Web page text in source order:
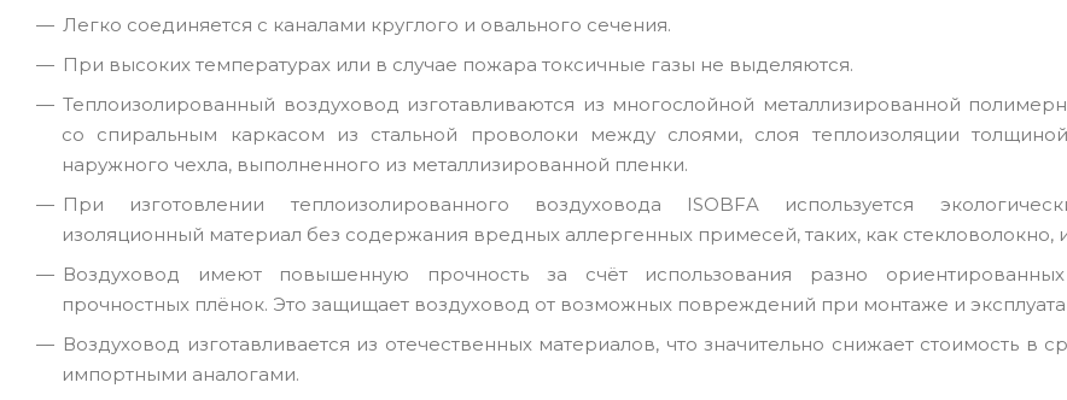
Легко соединяется с каналами круглого и овального сечения.
При высоких температурах или в случае пожара токсичные газы не выделяются.
Теплоизолированный воздуховод изготавливаются из многослойной металлизированной
со спиральным каркасом из стальной проволоки между слоями, слоя теплоизоляции
наружного чехла, выполненного из металлизированной пленки.
При изготовлении теплоизолированного воздуховода ISOBFA используется
изоляционный материал без содержания вредных аллергенных примесей, таких, как стекловолокно,
Воздуховод имеют повышенную прочность за счёт использования разно
прочностных плёнок. Это защищает воздуховод от возможных повреждений при монтаже и
Воздуховод изготавливается из отечественных материалов, что значительно снижает стоимость в
импортными аналогами.